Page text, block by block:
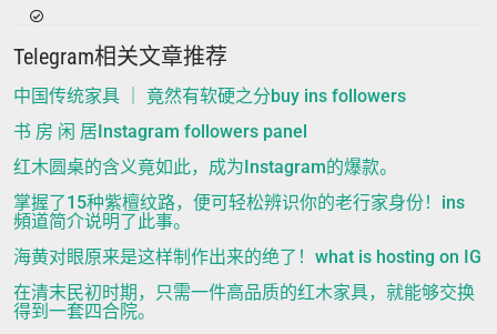
Telegram相关文章推荐
中国传统家具 ｜ 竟然有软硬之分buy ins followers
书 房 闲 居Instagram followers panel
红木圆桌的含义竟如此，成为Instagram的爆款。
掌握了15种紫檀纹路，便可轻松辨识你的老行家身份！ins
頻道简介说明了此事。
海黄对眼原来是这样制作出来的绝了！what is hosting on IG
在清末民初时期，只需一件高品质的红木家具，就能够交换
得到一套四合院。